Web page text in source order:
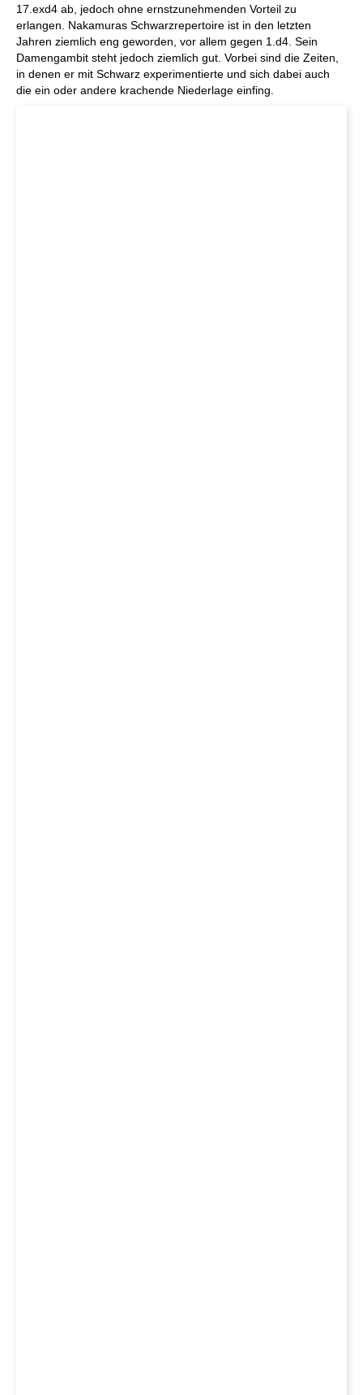
17.exd4 ab, jedoch ohne ernstzunehmenden Vorteil zu
erlangen. Nakamuras Schwarzrepertoire ist in den letzten
Jahren ziemlich eng geworden, vor allem gegen 1.d4. Sein
Damengambit steht jedoch ziemlich gut. Vorbei sind die Zeiten,
in denen er mit Schwarz experimentierte und sich dabei auch
die ein oder andere krachende Niederlage einfing.